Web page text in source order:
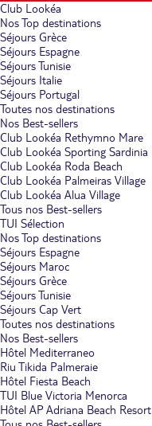
Club Lookéa
Nos Top destinations
Séjours Grèce
Séjours Espagne
Séjours Tunisie
Séjours Italie
Séjours Portugal
Toutes nos destinations
Nos Best-sellers
Club Lookéa Rethymno Mare
Club Lookéa Sporting Sardinia
Club Lookéa Roda Beach
Club Lookéa Palmeiras Village
Club Lookéa Alua Village
Tous nos Best-sellers
TUI Sélection
Nos Top destinations
Séjours Espagne
Séjours Maroc
Séjours Grèce
Séjours Tunisie
Séjours Cap Vert
Toutes nos destinations
Nos Best-sellers
Hôtel Mediterraneo
Riu Tikida Palmeraie
Hôtel Fiesta Beach
TUI Blue Victoria Menorca
Hôtel AP Adriana Beach Resort